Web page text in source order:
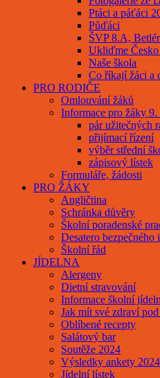
Ptáci a páťáci
Půďáci
ŠVP 8.A,
Ukliďme
Naše škola
Co říkají žáci a
PRO RODIČE
Omlouvání žáků
Informace pro žáky 9.
pár užitečných
přijímací řízení
výběr střední
zápisový lístek
Formuláře, žádosti
PRO ŽÁKY
Angličtina
Schránka důvěry
Školní poradenské
Desatero bezpečného
Školní řád
JÍDELNA
Alergeny
Dietní stravování
Informace školní
Jak mít své zdraví
Oblíbené recepty
Salátový bar
Soutěže 2024
Výsledky ankety 2024
Jídelní lístek